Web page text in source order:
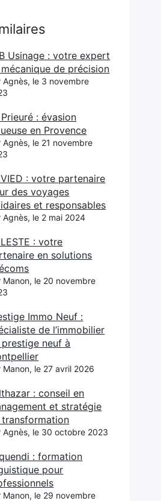
Usinage : votre expert
de précision
Agnès, le 3 novembre
: évasion
en Provence
Agnès, le 21 novembre
: votre partenaire
des voyages
et responsables
Agnès, le 2 mai 2024
: votre
en solutions
Manon, le 20 novembre
Immo Neuf :
de l’immobilier
neuf à
Manon, le 27 avril 2026
: conseil en
et stratégie
Agnès, le 30 octobre 2023
: formation
pour
Manon, le 29 novembre